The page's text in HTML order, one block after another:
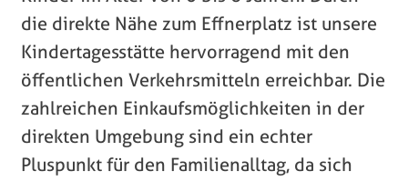
die direkte Nähe zum Effnerplatz ist unsere
Kindertagesstätte hervorragend mit den
öffentlichen Verkehrsmitteln erreichbar. Die
zahlreichen Einkaufsmöglichkeiten in der
direkten Umgebung sind ein echter
Pluspunkt für den Familienalltag, da sich